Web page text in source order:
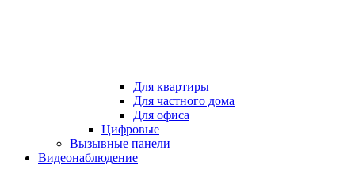
Для квартиры
Для частного дома
Для офиса
Цифровые
Вызывные панели
Видеонаблюдение